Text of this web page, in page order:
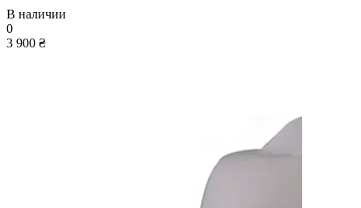
В наличии
0
3 900 ₴